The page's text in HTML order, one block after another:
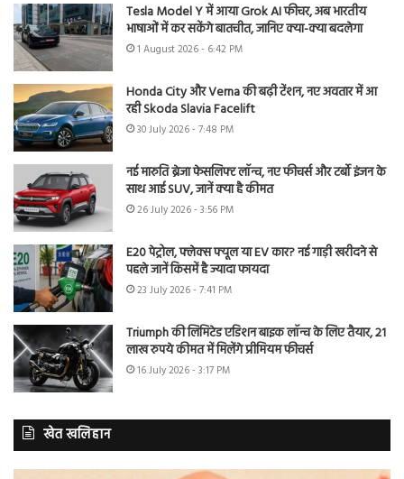
Tesla Model Y में आया Grok AI फीचर, अब भारतीय
भाषाओं में कर सकेंगे बातचीत, जानिए क्या-क्या बदलेगा
1 August 2026 - 6:42 PM
Honda City और Verna की बढ़ी टेंशन, नए अवतार में आ
रही Skoda Slavia Facelift
30 July 2026 - 7:48 PM
नई मारुति ब्रेजा फेसलिफ्ट लॉन्च, नए फीचर्स और टर्बो इंजन के
साथ आई SUV, जानें क्या है कीमत
26 July 2026 - 3:56 PM
E20 पेट्रोल, फ्लेक्स फ्यूल या EV कार? नई गाड़ी खरीदने से
पहले जानें किसमें है ज्यादा फायदा
23 July 2026 - 7:41 PM
Triumph की लिमिटेड एडिशन बाइक लॉन्च के लिए तैयार, 21
लाख रुपये कीमत में मिलेंगे प्रीमियम फीचर्स
16 July 2026 - 3:17 PM
खेत खलिहान